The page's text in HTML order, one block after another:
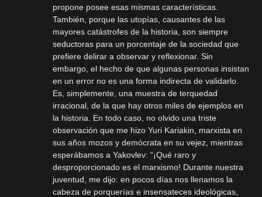
propone posee esas mismas características.
También, porque las utopías, causantes de las
mayores catástrofes de la historia, son siempre
seductoras para un porcentaje de la sociedad que
prefiere delirar a observar y reflexionar. Sin
embargo, el hecho de que algunas personas insistan
en un error no es una forma indirecta de validarlo.
Es, simplemente, una muestra de terquedad
irracional, de la que hay otros miles de ejemplos en
la historia. En todo caso, no olvido una triste
observación que me hizo Yuri Kariakin, marxista en
sus años mozos y demócrata en su vejez, mientras
esperábamos a Yakovlev: “¡Qué raro y
desproporcionado es el marxismo! Durante nuestra
juventud, me dijo: en pocos días nos llenamos la
cabeza de porquerías e insensateces ideológicas,